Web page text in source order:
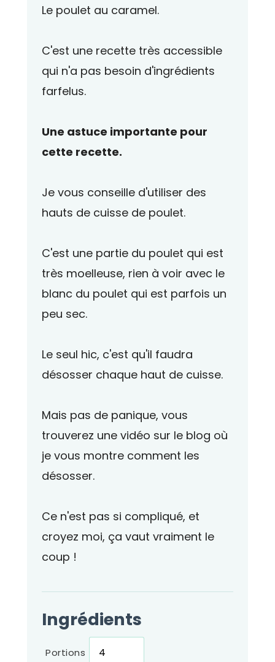
Le poulet au caramel.
C'est une recette très accessible
qui n'a pas besoin d'ingrédients
farfelus.
Une astuce importante pour
cette recette.
Je vous conseille d'utiliser des
hauts de cuisse de poulet.
C'est une partie du poulet qui est
très moelleuse, rien à voir avec le
blanc du poulet qui est parfois un
peu sec.
Le seul hic, c'est qu'il faudra
désosser chaque haut de cuisse.
Mais pas de panique, vous
trouverez une vidéo sur le blog où
je vous montre comment les
désosser.
Ce n'est pas si compliqué, et
croyez moi, ça vaut vraiment le
coup !
Ingrédients
Portions